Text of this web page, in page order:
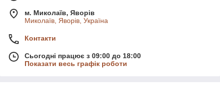
м. Миколаїв, Яворів
Миколаїв, Яворів, Україна
Контакти
Сьогодні працює з 09:00 до 18:00
Показати весь графік роботи